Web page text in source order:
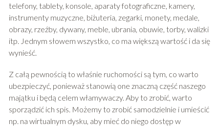
telefony, tablety, konsole, aparaty fotograficzne, kamery,
instrumenty muzyczne, biżuteria, zegarki, monety, medale,
obrazy, rzeźby, dywany, meble, ubrania, obuwie, torby, walizki
itp. Jednym słowem wszystko, co ma większą wartość i da się
wynieść.
Z całą pewnością to właśnie ruchomości są tym, co warto
ubezpieczyć, ponieważ stanowią one znaczną część naszego
majątku i będą celem włamywaczy. Aby to zrobić, warto
sporządzić ich spis. Możemy to zrobić samodzielnie i umieścić
np. na wirtualnym dysku, aby mieć do niego dostęp w